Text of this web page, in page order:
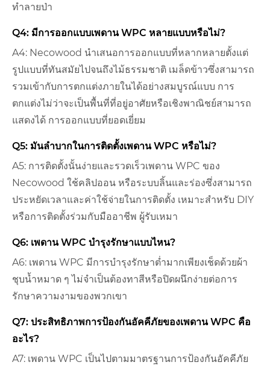
ทำลายป่า
Q4: มีการออกแบบเพดาน WPC หลายแบบหรือไม่?
A4: Necowood นำเสนอการออกแบบที่หลากหลายตั้งแต่
รูปแบบที่ทันสมัยไปจนถึงไม้ธรรมชาติ เมล็ดข้าวซึ่งสามารถ
รวมเข้ากับการตกแต่งภายในได้อย่างสมบูรณ์แบบ การ
ตกแต่งไม่ว่าจะเป็นพื้นที่ที่อยู่อาศัยหรือเชิงพาณิชย์สามารถ
แสดงได้ การออกแบบที่ยอดเยี่ยม
Q5: มันลำบากในการติดตั้งเพดาน WPC หรือไม่?
A5: การติดตั้งนั้นง่ายและรวดเร็วเพดาน WPC ของ
Necowood ใช้คลิปออน หรือระบบลิ้นและร่องซึ่งสามารถ
ประหยัดเวลาและค่าใช้จ่ายในการติดตั้ง เหมาะสำหรับ DIY
หรือการติดตั้งร่วมกับมืออาชีพ ผู้รับเหมา
Q6: เพดาน WPC บำรุงรักษาแบบไหน?
A6: เพดาน WPC มีการบำรุงรักษาต่ำมากเพียงเช็ดด้วยผ้า
ชุบน้ำหมาด ๆ ไม่จำเป็นต้องทาสีหรือปิดผนึกง่ายต่อการ
รักษาความงามของพวกเขา
Q7: ประสิทธิภาพการป้องกันอัคคีภัยของเพดาน WPC คือ
อะไร?
A7: เพดาน WPC เป็นไปตามมาตรฐานการป้องกันอัคคีภัย